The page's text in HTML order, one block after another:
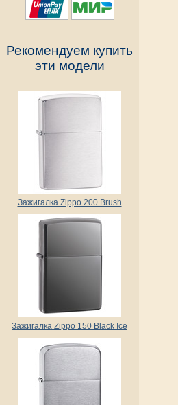
Рекомендуем купить
эти модели
Зажигалка Zippo 200 Brush
Зажигалка Zippo 150 Black Ice